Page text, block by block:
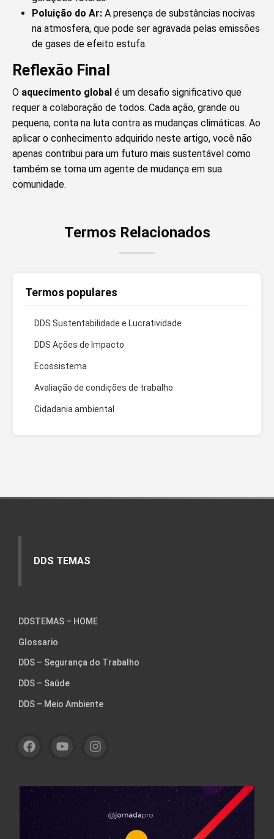
Poluição do Ar: A presença de substâncias nocivas
na atmosfera, que pode ser agravada pelas emissões
de gases de efeito estufa.
Reflexão Final
O aquecimento global é um desafio significativo que
requer a colaboração de todos. Cada ação, grande ou
pequena, conta na luta contra as mudanças climáticas. Ao
aplicar o conhecimento adquirido neste artigo, você não
apenas contribui para um futuro mais sustentável como
também se torna um agente de mudança em sua
comunidade.
Termos Relacionados
Termos populares
DDS Sustentabilidade e Lucratividade
DDS Ações de Impacto
Ecossistema
Avaliação de condições de trabalho
Cidadania ambiental
DDS TEMAS
DDSTEMAS – HOME
Glossario
DDS – Segurança do Trabalho
DDS – Saúde
DDS – Meio Ambiente